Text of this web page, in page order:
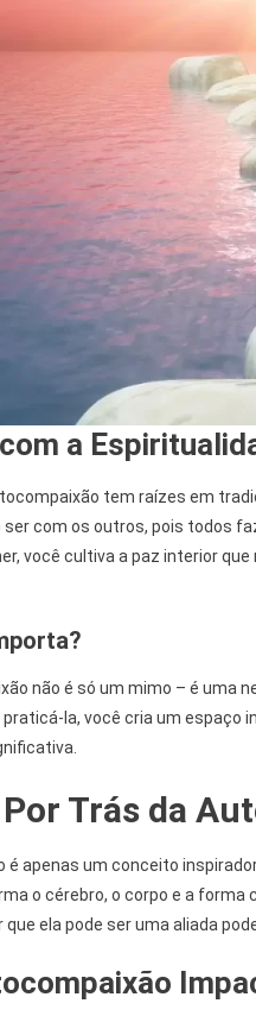
a
tem raízes em
com os outros, pois todos
você cultiva a paz interior
não é só um mimo – é uma
la, você cria um espaço
Trás da
é apenas um conceito
o cérebro, o corpo e a forma
ela pode ser uma aliada